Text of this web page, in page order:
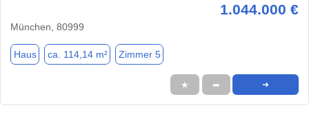
1.044.000 €
München, 80999
Haus ca. 114,14 m² Zimmer 5
★ ➦ ➜